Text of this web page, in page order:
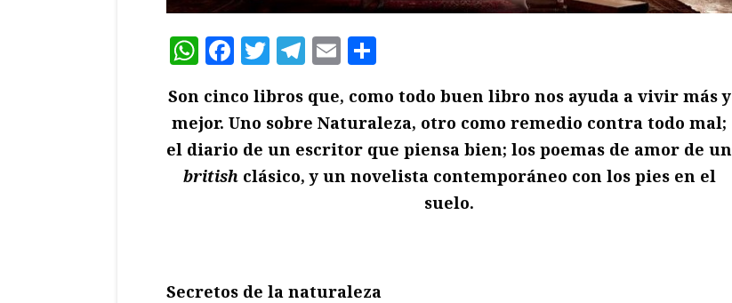
WhatsApp
Facebook
Twitter
Telegram
Email
Son cinco libros que, como todo buen libro nos ayuda a vivir más y
mejor. Uno sobre Naturaleza, otro como remedio contra todo mal;
el diario de un escritor que piensa bien; los poemas de amor de un
britishclásico, y un novelista contemporáneo con los pies en el
suelo.
Secretos de la naturaleza